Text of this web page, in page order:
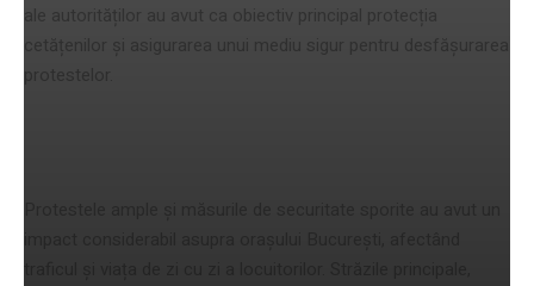
ale autorităților au avut ca obiectiv principal protecția